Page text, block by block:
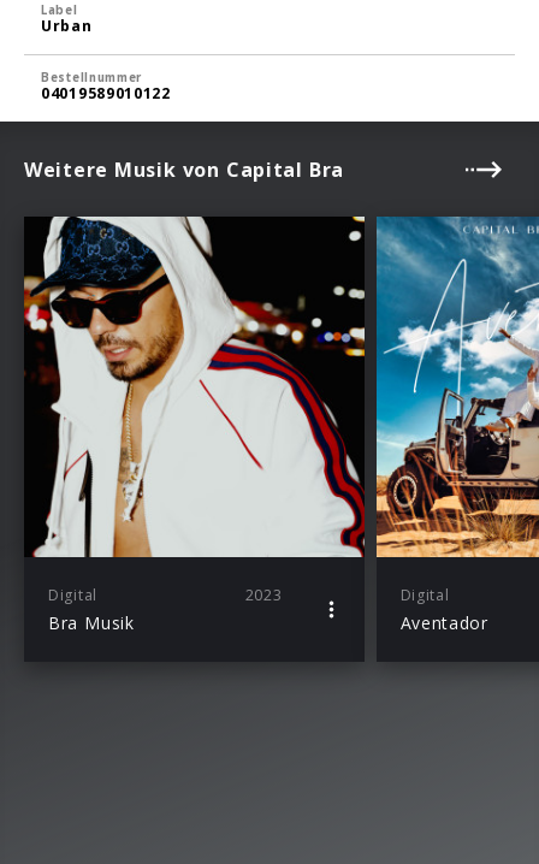
Label
Urban
Bestellnummer
04019589010122
Weitere Musik von Capital Bra
Digital 2023
Bra Musik
Digital
Aventador